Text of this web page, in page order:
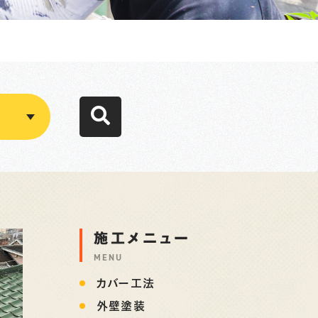
施工メニュー
MENU
カバー工法
外壁塗装